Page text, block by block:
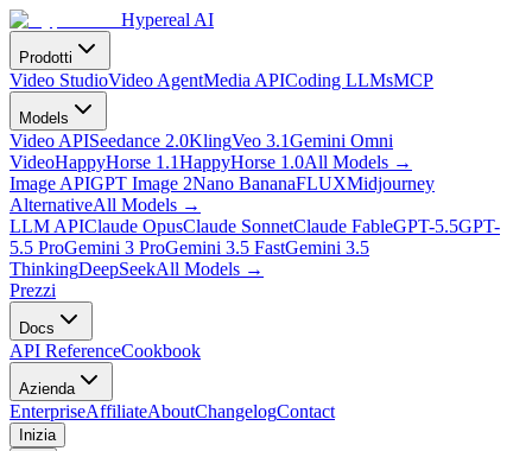
Hypereal AI
Prodotti
Video StudioVideo AgentMedia APICoding LLMsMCP
Models
Video APISeedance 2.0KlingVeo 3.1Gemini Omni
VideoHappyHorse 1.1HappyHorse 1.0All Models →
Image APIGPT Image 2Nano BananaFLUXMidjourney
AlternativeAll Models →
LLM APIClaude OpusClaude SonnetClaude FableGPT-5.5GPT-
5.5 ProGemini 3 ProGemini 3.5 FastGemini 3.5
ThinkingDeepSeekAll Models →
Prezzi
Docs
API ReferenceCookbook
Azienda
EnterpriseAffiliateAboutChangelogContact
Inizia